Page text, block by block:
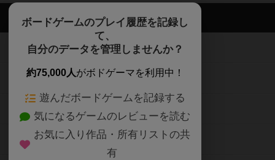
ボードゲームのプレイ履歴を記録し
て、
自分のデータを管理しませんか？
約75,000人がボドゲーマを利用中！
遊んだボードゲームを記録する
気になるゲームのレビューを読む
お気に入り作品・所有リストの共
有
ボドゲーマTOP
ボードゲームを検索する
ボードゲームの新着レビュー
ボードゲーム会情報
メカニクス特集